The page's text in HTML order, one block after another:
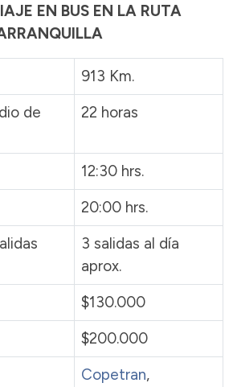
EN BUS EN LA RUTA
913 Km.
de
22 horas
12:30 hrs.
20:00 hrs.
3 salidas al día
aprox.
$130.000
$200.000
Copetran,